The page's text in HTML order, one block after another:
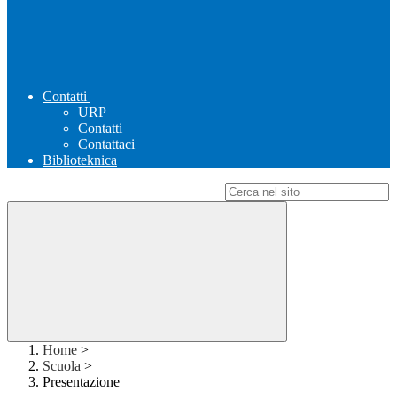
Contatti
URP
Contatti
Contattaci
Biblioteknica
Home >
Scuola >
Presentazione